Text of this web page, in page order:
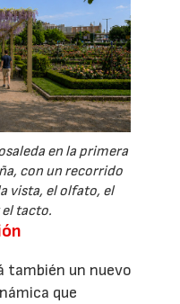
en la primera
con un recorrido
vista, el olfato, el
tacto.
también un nuevo
que